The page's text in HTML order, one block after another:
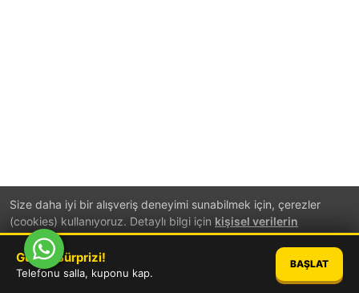
Size daha iyi bir alışveriş deneyimi sunabilmek için, çerezler
(cookies) kullanıyoruz. Detaylı bilgi için kişisel verilerin
korunmasıhakkında aydınlatma metnini inceleyebilirsiniz.
Günün Sürprizi!
Telefonu salla, kuponu kap.
BAŞLAT